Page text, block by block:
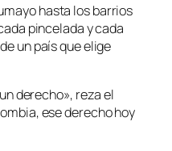
hasta los barrios
pincelada y cada
un país que elige
derecho», reza el
ese derecho hoy